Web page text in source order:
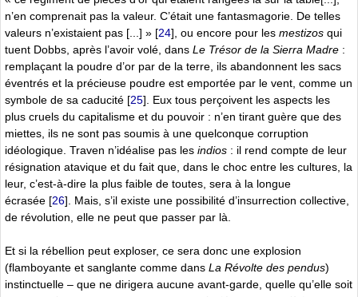
n’en comprenait pas la valeur. C’était une fantasmagorie. De telles
valeurs n’existaient pas [...] » [24] , ou encore pour les mestizos qui
tuent Dobbs, après l’avoir volé, dans Le Trésor de la Sierra Madre :
remplaçant la poudre d’or par de la terre, ils abandonnent les sacs
éventrés et la précieuse poudre est emportée par le vent, comme un
symbole de sa caducité [25] . Eux tous perçoivent les aspects les
plus cruels du capitalisme et du pouvoir : n’en tirant guère que des
miettes, ils ne sont pas soumis à une quelconque corruption
idéologique. Traven n’idéalise pas les indios : il rend compte de leur
résignation atavique et du fait que, dans le choc entre les cultures, la
leur, c’est-à-dire la plus faible de toutes, sera à la longue
écrasée [26] . Mais, s’il existe une possibilité d’insurrection collective,
de révolution, elle ne peut que passer par là.
Et si la rébellion peut exploser, ce sera donc une explosion
(flamboyante et sanglante comme dans La Révolte des pendus)
instinctuelle – que ne dirigera aucune avant-garde, quelle qu’elle soit